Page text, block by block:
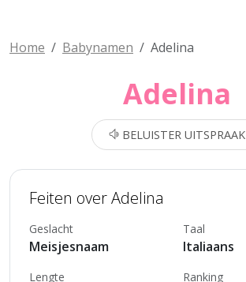
Home Babynamen Adelina
Adelina
BELUISTER UITSPRAAK
Feiten over Adelina
Geslacht
Meisjesnaam
Taal
Italiaans
Lengte Ranking